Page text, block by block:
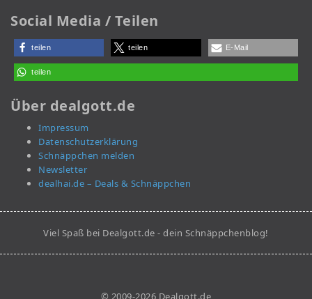
Social Media / Teilen
teilen teilen E-Mail
teilen
Über dealgott.de
Impressum
Datenschutzerklärung
Schnäppchen melden
Newsletter
dealhai.de – Deals & Schnäppchen
Viel Spaß bei Dealgott.de - dein Schnäppchenblog!
© 2009-2026 Dealgott.de